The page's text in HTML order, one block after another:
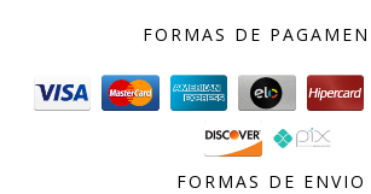
FORMAS DE
FORMAS DE ENVIO